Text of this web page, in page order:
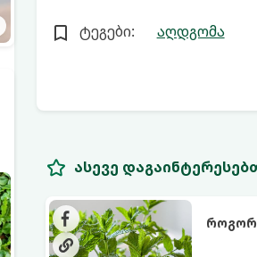
ტეგები: აღდგომა
ასევე
როგორ